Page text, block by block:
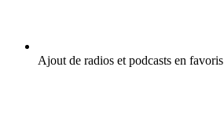
Ajout de radios et podcasts en favoris